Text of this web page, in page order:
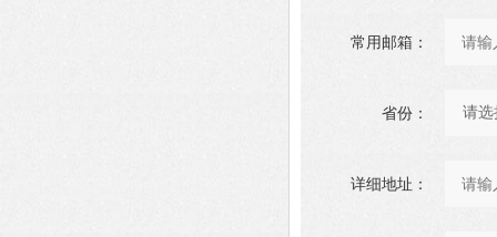
常用邮箱：
省份：
详细地址：